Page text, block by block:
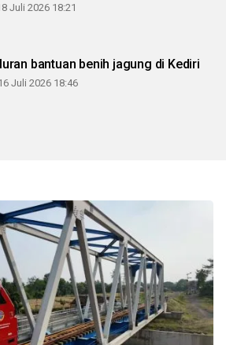
Juli 2026 18:21
bantuan benih jagung di Kediri
Juli 2026 18:46